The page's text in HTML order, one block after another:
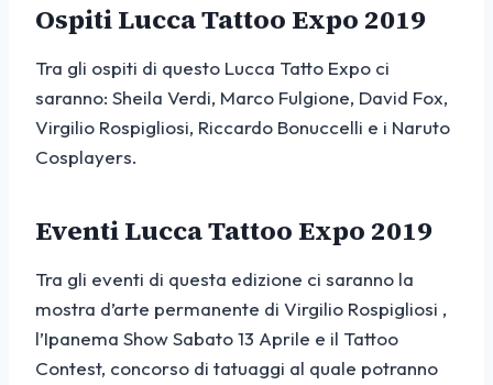
Ospiti Lucca Tattoo Expo 2019
Tra gli ospiti di questo Lucca Tatto Expo ci
saranno: Sheila Verdi, Marco Fulgione, David Fox,
Virgilio Rospigliosi, Riccardo Bonuccelli e i Naruto
Cosplayers.
Eventi Lucca Tattoo Expo 2019
Tra gli eventi di questa edizione ci saranno la
mostra d’arte permanente di Virgilio Rospigliosi ,
l’Ipanema Show Sabato 13 Aprile e il Tattoo
Contest, concorso di tatuaggi al quale potranno